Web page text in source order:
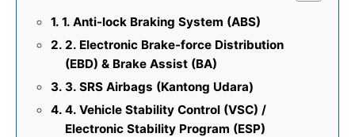
1. Anti-lock Braking System (ABS)
2. Electronic Brake-force Distribution
(EBD) & Brake Assist (BA)
3. SRS Airbags (Kantong Udara)
4. Vehicle Stability Control (VSC) /
Electronic Stability Program (ESP)